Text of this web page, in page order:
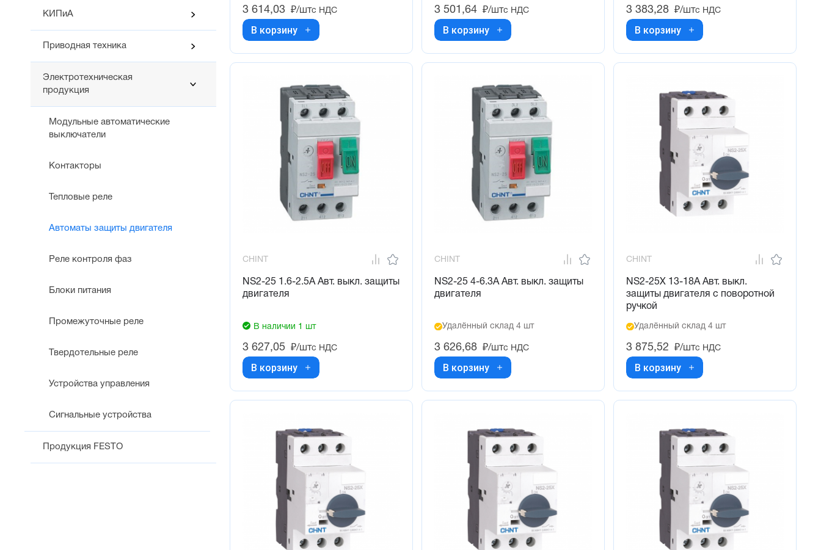
КИПиА
Приводная техника
Электротехническая
продукция
Модульные автоматические
выключатели
Контакторы
Тепловые реле
Автоматы защиты двигателя
Реле контроля фаз
Блоки питания
Промежуточные реле
Твердотельные реле
Устройства управления
Сигнальные устройства
Продукция FESTO
3 614,03 ₽/штс НДС
В корзину
3 501,64 ₽/штс НДС
В корзину
3 383,28 ₽/штс НДС
В корзину
CHINT
NS2-25 1.6-2.5А Авт. выкл. защиты
двигателя
В наличии 1 шт
3 627,05 ₽/штс НДС
В корзину
CHINT
NS2-25 4-6.3А Авт. выкл. защиты
двигателя
Удалённый склад 4 шт
3 626,68 ₽/штс НДС
В корзину
CHINT
NS2-25X 13-18А Авт. выкл.
защиты двигателя с поворотной
ручкой
Удалённый склад 4 шт
3 875,52 ₽/штс НДС
В корзину